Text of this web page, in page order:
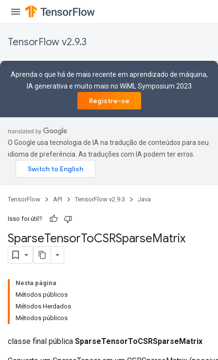
TensorFlow v2.9.3
Aprenda o que há de mais recente em aprendizado de máquina,
IA generativa e muito mais no WiML Symposium 2023
Registre-se
O Google usa tecnologia de IA na tradução de conteúdos para seu
idioma de preferência. As traduções com IA podem ter erros.
TensorFlow API TensorFlow v2.9.3 Java
Isso foi útil?
SparseTensorToCSRSparseMatrix
Nesta página
Métodos públicos
Métodos Herdados
Métodos públicos
classe final pública SparseTensorToCSRSparseMatrix